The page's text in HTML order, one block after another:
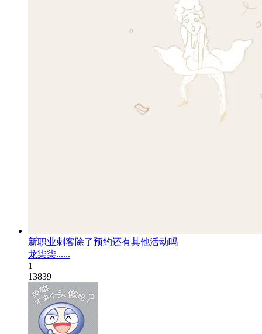
新职业刺客除了预约还有其他活动吗
龙柒柒......
1
13839